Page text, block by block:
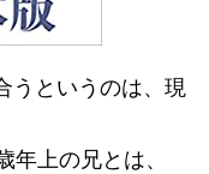
うというのは、現
年上の兄とは、